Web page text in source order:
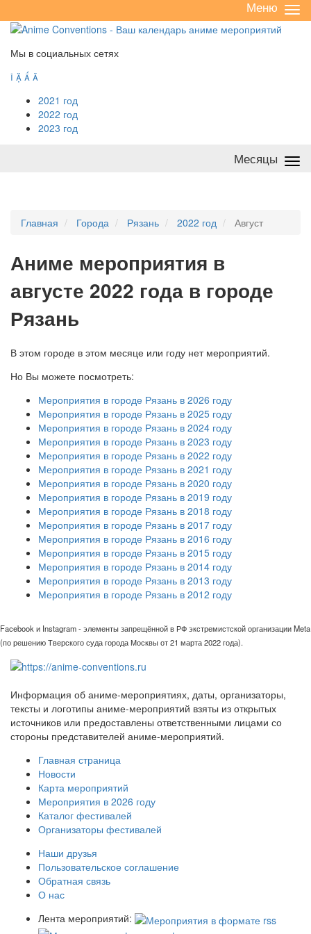
/
Меню
Мы в социальных сетях
   
2021 год
2022 год
2023 год
Месяцы
Главная Города Рязань 2022 год Август
Аниме мероприятия в
августе 2022 года в городе
Рязань
В этом городе в этом месяце или году нет мероприятий.
Но Вы можете посмотреть:
Мероприятия в городе Рязань в 2026 году
Мероприятия в городе Рязань в 2025 году
Мероприятия в городе Рязань в 2024 году
Мероприятия в городе Рязань в 2023 году
Мероприятия в городе Рязань в 2022 году
Мероприятия в городе Рязань в 2021 году
Мероприятия в городе Рязань в 2020 году
Мероприятия в городе Рязань в 2019 году
Мероприятия в городе Рязань в 2018 году
Мероприятия в городе Рязань в 2017 году
Мероприятия в городе Рязань в 2016 году
Мероприятия в городе Рязань в 2015 году
Мероприятия в городе Рязань в 2014 году
Мероприятия в городе Рязань в 2013 году
Мероприятия в городе Рязань в 2012 году
Facebook и Instagram - элементы запрещённой в РФ экстремистской организации Meta
(по решению Тверского суда города Москвы от 21 марта 2022 года).
Информация об аниме-мероприятиях, даты, организаторы,
тексты и логотипы аниме-мероприятий взяты из открытых
источников или предоставлены ответственными лицами со
стороны представителей аниме-мероприятий.
Главная страница
Новости
Карта мероприятий
Мероприятия в 2026 году
Каталог фестивалей
Организаторы фестивалей
Наши друзья
Пользовательское соглашение
Обратная связь
О нас
Лента мероприятий: